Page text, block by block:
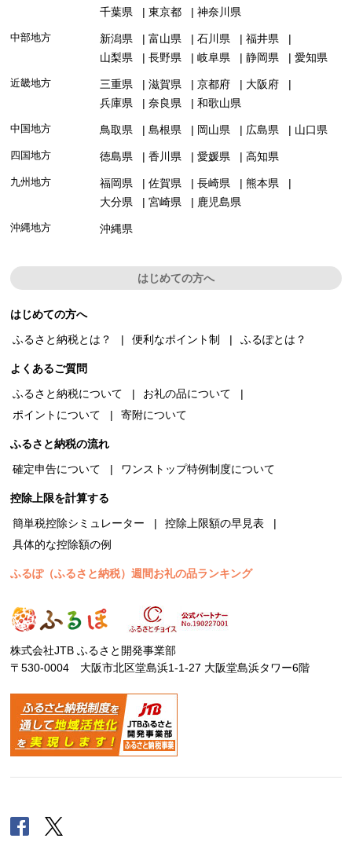
千葉県
東京都 神奈川県
中部地方 新潟県 富山県 石川県
福井県
山梨県
長野県 岐阜県 静岡県 愛知県
近畿地方 三重県 滋賀県 京都府
大阪府
兵庫県
奈良県 和歌山県
中国地方 鳥取県 島根県 岡山県 広島県 山口県
四国地方 徳島県 香川県 愛媛県 高知県
九州地方 福岡県 佐賀県 長崎県
熊本県
大分県
宮崎県 鹿児島県
沖縄地方 沖縄県
はじめての方へ
はじめての方へ
ふるさと納税とは？
便利なポイント制 ふるぽとは？
よくあるご質問
ふるさと納税について
お礼の品について
ポイントについて
寄附について
ふるさと納税の流れ
確定申告について
ワンストップ特例制度について
控除上限を計算する
簡単税控除シミュレーター
控除上限額の早見表
具体的な控除額の例
ふるぽ（ふるさと納税）週間お礼の品ランキング
株式会社JTB ふるさと開発事業部
〒530-0004 大阪市北区堂島浜1-1-27 大阪堂島浜タワー6階
Facebook